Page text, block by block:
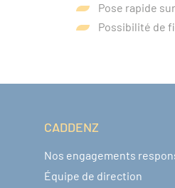
Pose rapide
Possibilité de
Navigation pied de page
CADDENZ
Nos engagements
Équipe de direction